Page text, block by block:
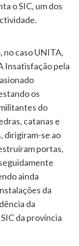
o SIC, um dos
no caso UNITA,
Insatisfação pela
os
do
catanas e
dirigiram-se ao
portas,
ainda
da
da
da província